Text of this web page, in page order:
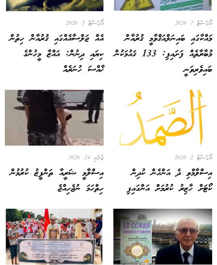
އޯގަސްޓް 7, 2026
މައްކާގައި ބައިނަލްއަޤްވާމީ ޤުރުއާން
މުބާރާތެއް ފަށައިފި: 133 ޤައުމަކުން
ބައިވެރިވަނީ
އޯގަސްޓް 5, 2026
އެއް ޖަލްސާއެއްގައި ޤުރުއާން ހިތުން
ކިޔައި ދިނުން: ޣައްޒާ މީހުންގެ
ޚާއްސަ ހުނަރެއް
އޯގަސްޓް 2, 2026
އިސްލާމްވި ދެ އަންހެން ކުދިން
ކޯޓަށް ހާޒިރު ކުރުމަށް އަންގައިފި
ޖުލައި 24, 2026
އިސްލާމީ ޝަރީއާ ތަންފީޒު ކުރުމުން
ހިތްހަމަ ނުޖެހިއްޖެ